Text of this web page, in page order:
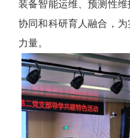
装备智能运维、预测性
协同和科研育人融合，
力量。